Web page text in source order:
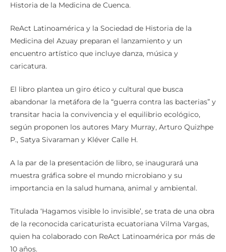
Historia de la Medicina de Cuenca.
ReAct Latinoamérica y la Sociedad de Historia de la
Medicina del Azuay preparan el lanzamiento y un
encuentro artístico que incluye danza, música y
caricatura.
El libro plantea un giro ético y cultural que busca
abandonar la metáfora de la “guerra contra las bacterias” y
transitar hacia la convivencia y el equilibrio ecológico,
según proponen los autores Mary Murray, Arturo Quizhpe
P., Satya Sivaraman y Kléver Calle H.
A la par de la presentación de libro, se inaugurará una
muestra gráfica sobre el mundo microbiano y su
importancia en la salud humana, animal y ambiental.
Titulada ‘Hagamos visible lo invisible’, se trata de una obra
de la reconocida caricaturista ecuatoriana Vilma Vargas,
quien ha colaborado con ReAct Latinoamérica por más de
10 años.